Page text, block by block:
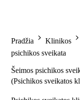
Pradžia Klinikos
psichikos sveikata
Šeimos psichikos
(Psichikos sveikatos